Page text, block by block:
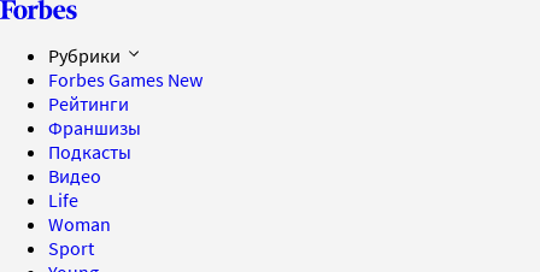
Рубрики
Forbes Games New
Рейтинги
Франшизы
Подкасты
Видео
Life
Woman
Sport